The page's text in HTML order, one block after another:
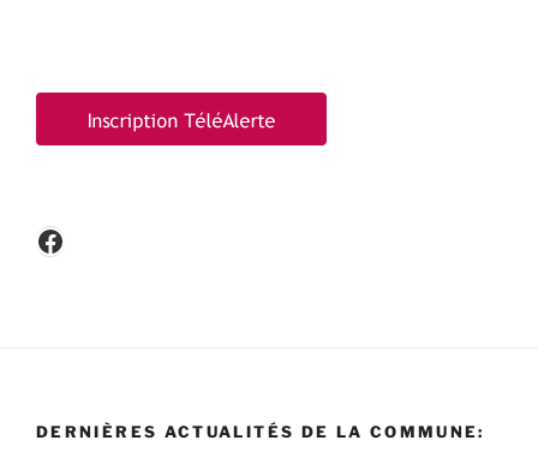
Facebook
DERNIÈRES ACTUALITÉS DE LA COMMUNE: